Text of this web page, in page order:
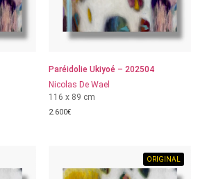
Paréidolie Ukiyoé – 202504
Nicolas De Wael
116 x 89 cm
2.600€
ORIGINAL